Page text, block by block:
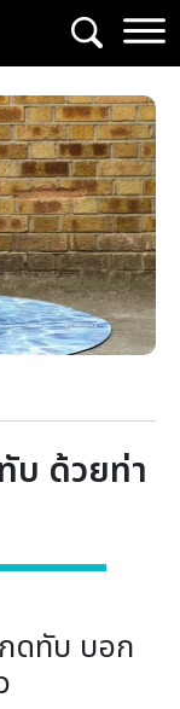
บ ด้วยท่า
ดทับ บอก